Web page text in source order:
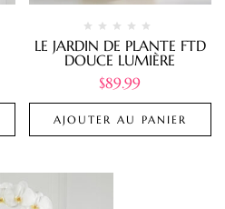
LE JARDIN DE PLANTE FTD
DOUCE LUMIÈRE
$89.99
AJOUTER AU PANIER